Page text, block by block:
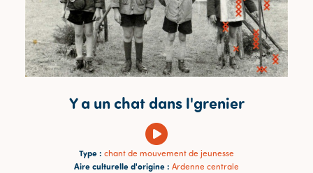
Y a un chat dans l'grenier
Type : chant de mouvement de jeunesse
Aire culturelle d'origine : Ardenne centrale